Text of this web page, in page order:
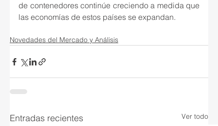
de contenedores continúe creciendo a medida que
las economías de estos países se expandan.
Novedades del Mercado y Análisis
Entradas recientes Ver todo